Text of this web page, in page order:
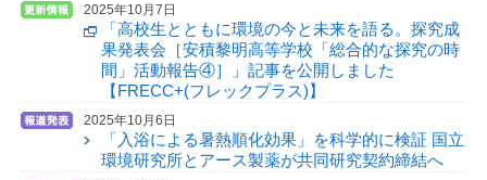
2025年10月7日
「高校生とともに環境の今と未来を語る。探究成
果発表会［安積黎明高等学校「総合的な探究の時
間」活動報告④］」記事を公開しました
【FRECC+(フレックプラス)】
2025年10月6日
「入浴による暑熱順化効果」を科学的に検証 国立
環境研究所とアース製薬が共同研究契約締結へ